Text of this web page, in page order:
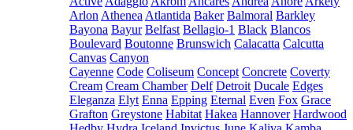
Arlon Athenea Atlantida Baker Balmoral Barkley
Bayona Bayur Belfast Bellagio-1 Black Blancos
Boulevard Boutonne Brunswich Calacatta Calcutta
Canvas Canyon
Cayenne Code Coliseum Concept Concrete Coverty
Cream Cream Chamber Delf Detroit Ducale Edges
Eleganza Elyt Enna Epping Eternal Even Fox Grace
Grafton Greystone Habitat Hakea Hannover Hardwood